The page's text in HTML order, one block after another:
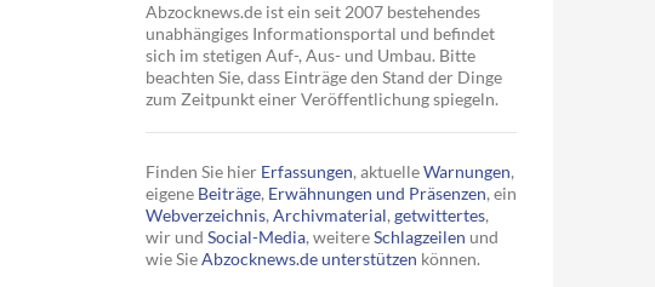
Abzocknews.de ist ein seit 2007 bestehendes
unabhängiges Informationsportal und befindet
sich im stetigen Auf-, Aus- und Umbau. Bitte
beachten Sie, dass Einträge den Stand der Dinge
zum Zeitpunkt einer Veröffentlichung spiegeln.
Finden Sie hier Erfassungen, aktuelleWarnungen,
eigene Beiträge, Erwähnungen und Präsenzen, ein
Webverzeichnis, Archivmaterial, getwittertes,
wir und Social-Media, weitereSchlagzeilen und
wie SieAbzocknews.de unterstützen können.